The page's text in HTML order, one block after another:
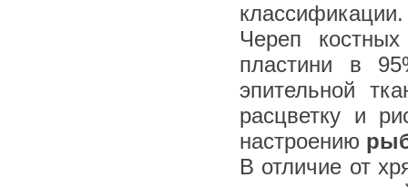
классификации.
Череп
пластини в
эпительной
расцветку и
настроению
В отличие от